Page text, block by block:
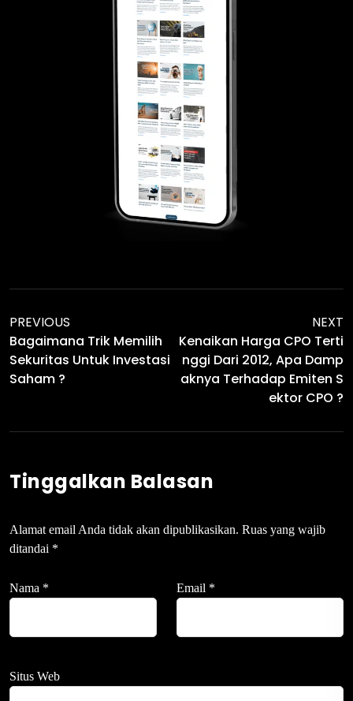
PREVIOUS
Bagaimana Trik Memilih
Sekuritas Untuk Investasi
Saham ?
NEXT
Kenaikan Harga CPO Terti
Nggi Dari 2012, Apa Damp
Aknya Terhadap Emiten S
Ektor CPO ?
Tinggalkan Balasan
Alamat email Anda tidak akan dipublikasikan. Ruas yang wajib
ditandai *
Nama * Email *
Situs Web